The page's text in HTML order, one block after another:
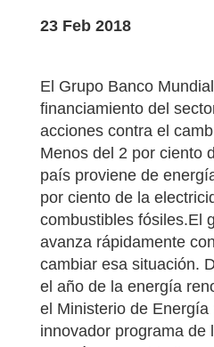
23 Feb 2018
El Grupo Banco
financiamiento del
acciones contra el
Menos del 2 por ciento
país proviene de
por ciento de la
combustibles fósiles.El
avanza rápidamente
cambiar esa situación.
el año de la energía
el Ministerio de Energía
innovador programa de